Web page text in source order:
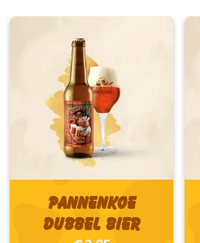
Pannenkoe
Dubbel bier